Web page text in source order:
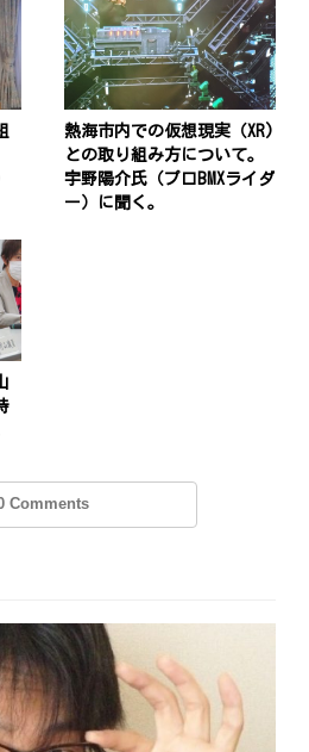
熱海市内での仮想現実（XR)
との取り組み方について。
宇野陽介氏（プロBMXライダ
ー）に聞く。
Comments